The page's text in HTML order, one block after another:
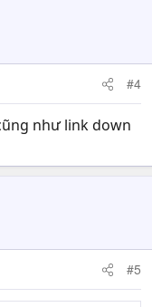
#4
như link down
#5